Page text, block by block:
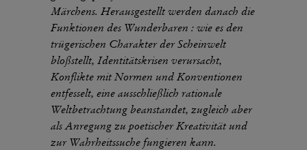
Märchens. Herausgestellt werden danach die
Funktionen des Wunderbaren : wie es den
trügerischen Charakter der Scheinwelt
bloßstellt, Identitätskrisen verursacht,
Konflikte mit Normen und Konventionen
entfesselt, eine ausschließlich rationale
Weltbetrachtung beanstandet, zugleich aber
als Anregung zu poetischer Kreativität und
zur Wahrheitssuche fungieren kann.